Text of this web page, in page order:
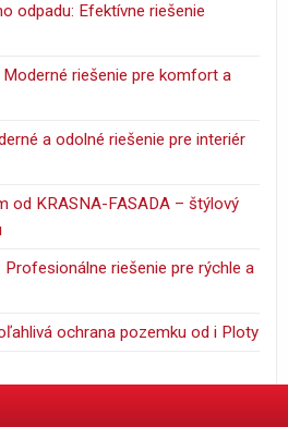
odpadu: Efektívne riešenie
Moderné riešenie pre komfort a
a odolné riešenie pre interiér
od KRASNA-FASADA – štýlový
Profesionálne riešenie pre rýchle a
ochrana pozemku od i Ploty